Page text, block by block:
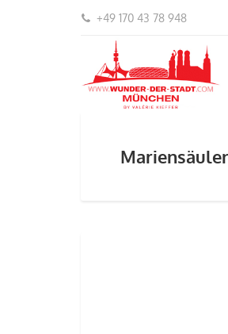
+49 170 43 78 948